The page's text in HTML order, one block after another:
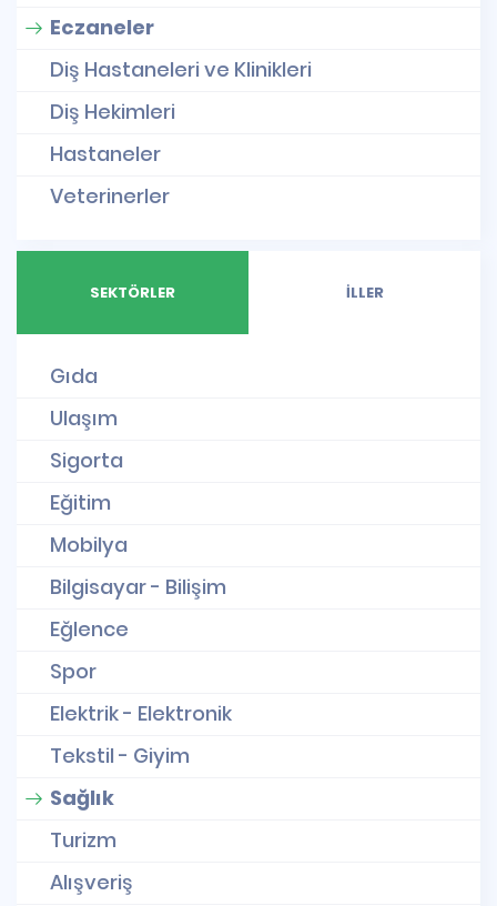
Eczaneler
Diş Hastaneleri ve Klinikleri
Diş Hekimleri
Hastaneler
Veterinerler
SEKTÖRLER İLLER
Gıda
Ulaşım
Sigorta
Eğitim
Mobilya
Bilgisayar - Bilişim
Eğlence
Spor
Elektrik - Elektronik
Tekstil - Giyim
Sağlık
Turizm
Alışveriş